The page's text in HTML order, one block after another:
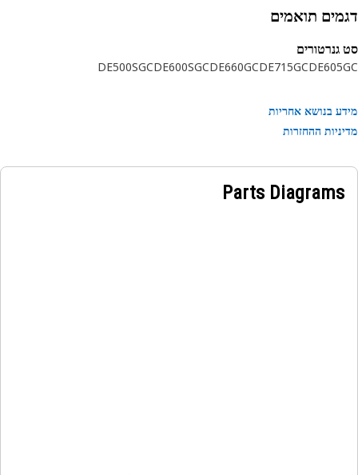
תואמים
DE715GC
DE660GC
DE600SGC
DE500SGC
בנושא אחריות
ההחזרות
Parts Diagrams